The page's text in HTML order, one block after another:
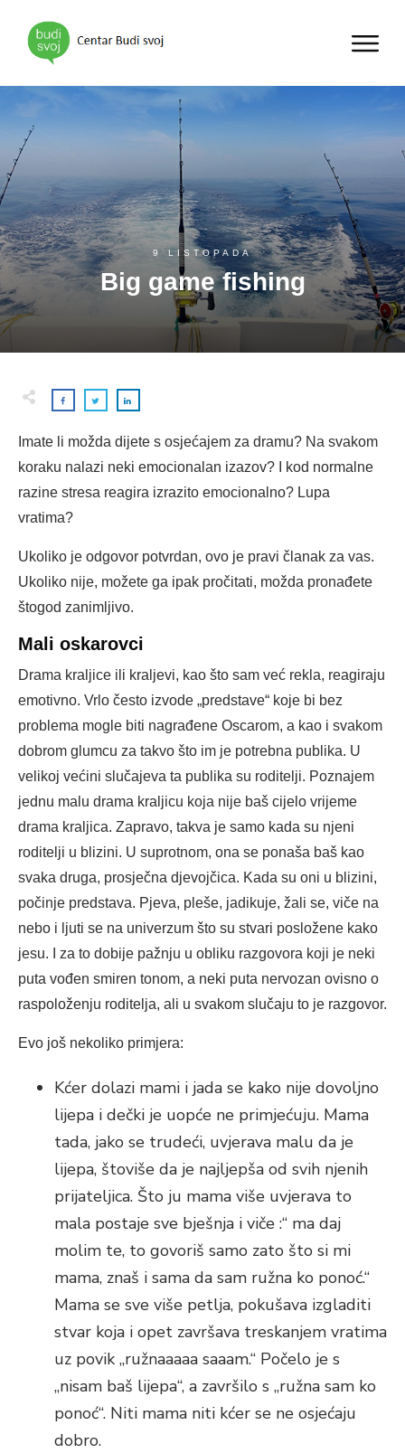
9 LISTOPADA
Big game fishing
Imate li možda dijete s osjećajem za dramu? Na svakom
koraku nalazi neki emocionalan izazov? I kod normalne
razine stresa reagira izrazito emocionalno? Lupa
vratima?
Ukoliko je odgovor potvrdan, ovo je pravi članak za vas.
Ukoliko nije, možete ga ipak pročitati, možda pronađete
štogod zanimljivo.
Mali oskarovci
Drama kraljice ili kraljevi, kao što sam već rekla, reagiraju
emotivno. Vrlo često izvode „predstave“ koje bi bez
problema mogle biti nagrađene Oscarom, a kao i svakom
dobrom glumcu za takvo što im je potrebna publika. U
velikoj većini slučajeva ta publika su roditelji. Poznajem
jednu malu drama kraljicu koja nije baš cijelo vrijeme
drama kraljica. Zapravo, takva je samo kada su njeni
roditelji u blizini. U suprotnom, ona se ponaša baš kao
svaka druga, prosječna djevojčica. Kada su oni u blizini,
počinje predstava. Pjeva, pleše, jadikuje, žali se, viče na
nebo i ljuti se na univerzum što su stvari posložene kako
jesu. I za to dobije pažnju u obliku razgovora koji je neki
puta vođen smiren tonom, a neki puta nervozan ovisno o
raspoloženju roditelja, ali u svakom slučaju to je razgovor.
Evo još nekoliko primjera:
Kćer dolazi mami i jada se kako nije dovoljno
lijepa i dečki je uopće ne primjećuju. Mama
tada, jako se trudeći, uvjerava malu da je
lijepa, štoviše da je najljepša od svih njenih
prijateljica. Što ju mama više uvjerava to
mala postaje sve bješnja i viče :“ ma daj
molim te, to govoriš samo zato što si mi
mama, znaš i sama da sam ružna ko ponoć.“
Mama se sve više petlja, pokušava izgladiti
stvar koja i opet završava treskanjem vratima
uz povik „ružnaaaaa saaam.“ Počelo je s
„nisam baš lijepa“, a završilo s „ružna sam ko
ponoć“. Niti mama niti kćer se ne osjećaju
dobro.